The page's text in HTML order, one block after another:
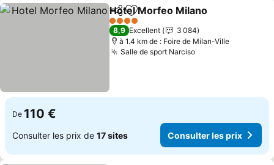
PartagerAjouter à mes favoris
Hotel Morfeo Milano
4 Étoiles
8,9 Excellent
3 084
à 1.4 km de : Foire de Milan-Ville
Salle de sport Narciso
De 110 €
Consulter les prix de 17 sites Consulter les prix